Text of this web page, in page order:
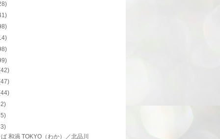
和渦 TOKYO（わか）／北品川